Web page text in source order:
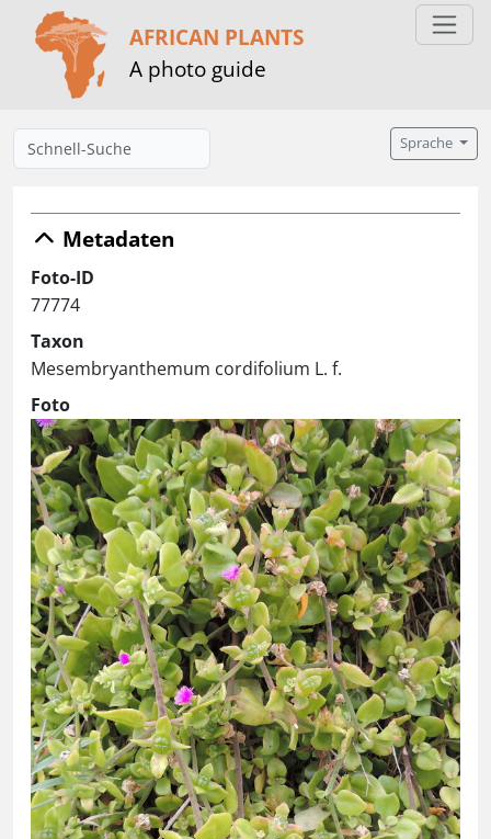
AFRICAN PLANTS
A photo guide
Sprache
Metadaten
Foto-ID
77774
Taxon
Mesembryanthemum cordifolium L. f.
Foto